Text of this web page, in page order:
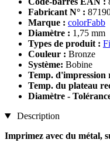
Fabricant N° :
Marque : colorFabb
Diamètre : 1,75 mm
Types de produit :
Couleur : Bronze
Système: Bobine
Temp. d'impression
Temp. du plateau
Diamètre -
Description
Imprimez avec du métal,